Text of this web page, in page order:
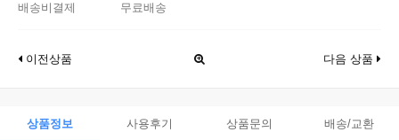
배송비결제
무료배송
이전상품 다음 상품
상품정보 사용후기 상품문의 배송/교환